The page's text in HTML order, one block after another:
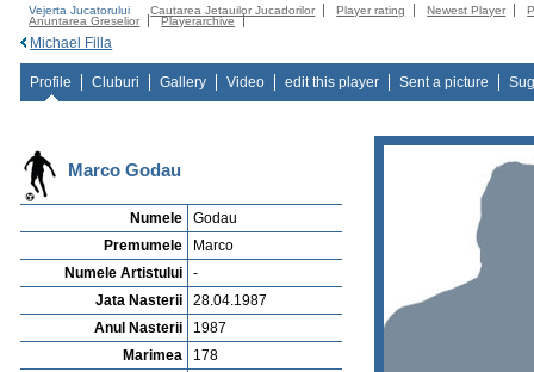
Vejerta Jucatorului Cautarea Jetauilor Jucadorilor Player rating Newest Player
Anuntarea Greselior
Playerarchive
Michael Filla
Profile Cluburi Gallery Video edit this player Sent a picture
Marco Godau
Numele
Godau
Premumele
Marco
Numele Artistului
-
Jata Nasterii
28.04.1987
Anul Nasterii
1987
Marimea
178